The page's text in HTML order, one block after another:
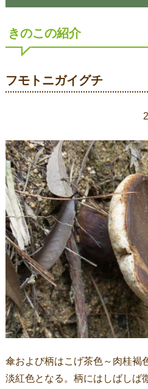
きのこの紹介
フモトニガイグチ
傘および柄はこげ茶色～肉桂褐
淡紅色となる。柄にはしばしば